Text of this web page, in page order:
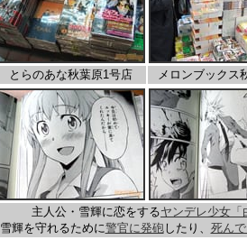
とらのあな秋葉原1号店 メロンブックス
主人公・雪輝に恋をするヤンデレ少女「
雪輝を守れるために警官に発砲したり、 死ん